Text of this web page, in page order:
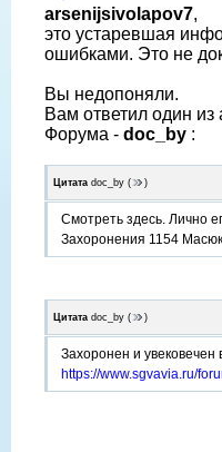
arsenijsivolapov7,
это устаревшая
ошибками. Это не
Вы недопоняли.
Вам ответил один
Форума - doc_by :
Цитата doc_by ( )
Смотреть здесь. Лично
Захоронения 1154
Цитата doc_by ( )
Захоронен и
https://www.sgvavia.ru/